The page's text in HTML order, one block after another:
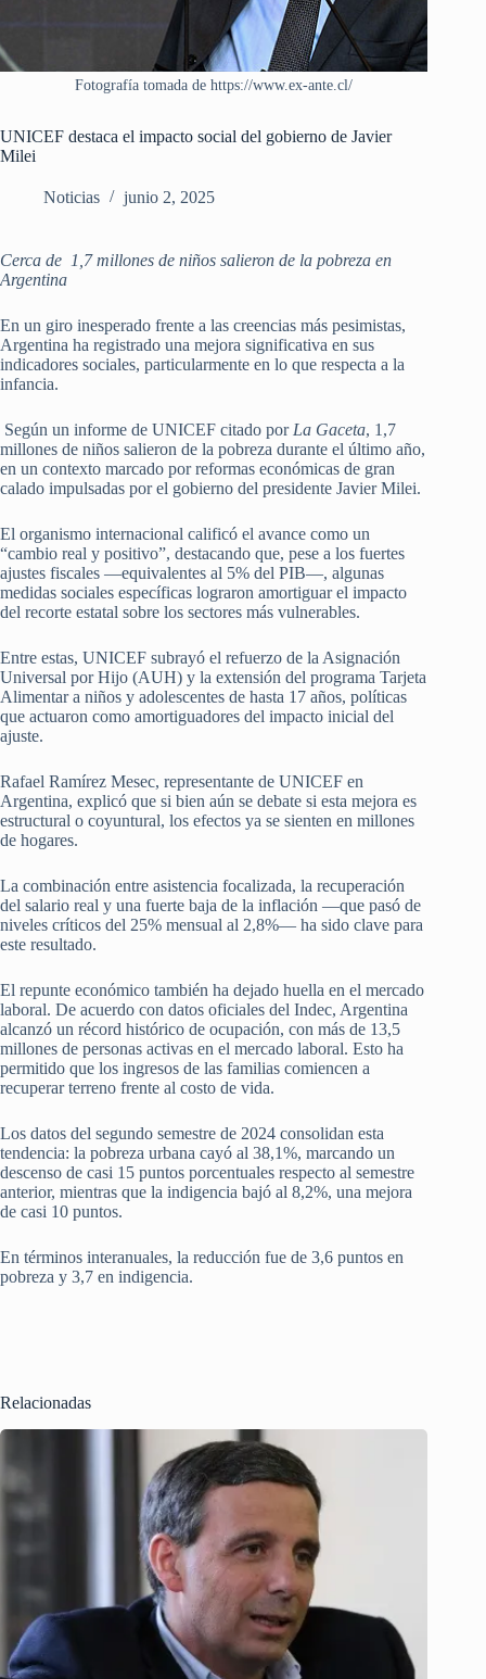
Fotografía tomada de https://www.ex-ante.cl/
UNICEF destaca el impacto social del gobierno de Javier
Milei
Noticias junio 2, 2025
Cerca de 1,7 millones de niños salieron de la pobreza en
Argentina
En un giro inesperado frente a las creencias más pesimistas,
Argentina ha registrado una mejora significativa en sus
indicadores sociales, particularmente en lo que respecta a la
infancia.
Según un informe de UNICEF citado por La Gaceta, 1,7
millones de niños salieron de la pobreza durante el último año,
en un contexto marcado por reformas económicas de gran
calado impulsadas por el gobierno del presidente Javier Milei.
El organismo internacional calificó el avance como un
“cambio real y positivo”, destacando que, pese a los fuertes
ajustes fiscales —equivalentes al 5% del PIB—, algunas
medidas sociales específicas lograron amortiguar el impacto
del recorte estatal sobre los sectores más vulnerables.
Entre estas, UNICEF subrayó el refuerzo de la Asignación
Universal por Hijo (AUH) y la extensión del programa Tarjeta
Alimentar a niños y adolescentes de hasta 17 años, políticas
que actuaron como amortiguadores del impacto inicial del
ajuste.
Rafael Ramírez Mesec, representante de UNICEF en
Argentina, explicó que si bien aún se debate si esta mejora es
estructural o coyuntural, los efectos ya se sienten en millones
de hogares.
La combinación entre asistencia focalizada, la recuperación
del salario real y una fuerte baja de la inflación —que pasó de
niveles críticos del 25% mensual al 2,8%— ha sido clave para
este resultado.
El repunte económico también ha dejado huella en el mercado
laboral. De acuerdo con datos oficiales del Indec, Argentina
alcanzó un récord histórico de ocupación, con más de 13,5
millones de personas activas en el mercado laboral. Esto ha
permitido que los ingresos de las familias comiencen a
recuperar terreno frente al costo de vida.
Los datos del segundo semestre de 2024 consolidan esta
tendencia: la pobreza urbana cayó al 38,1%, marcando un
descenso de casi 15 puntos porcentuales respecto al semestre
anterior, mientras que la indigencia bajó al 8,2%, una mejora
de casi 10 puntos.
En términos interanuales, la reducción fue de 3,6 puntos en
pobreza y 3,7 en indigencia.
Relacionadas